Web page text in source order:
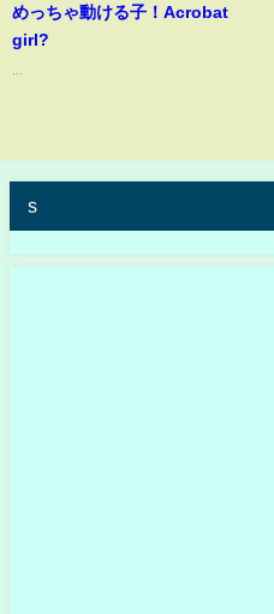
めっちゃ動ける子！Acrobat
girl?
s